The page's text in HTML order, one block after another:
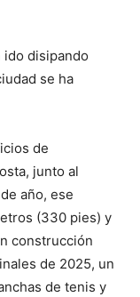
ido disipando
se ha
de
junto al
año, ese
(330 pies) y
construcción
de 2025, un
de tenis y